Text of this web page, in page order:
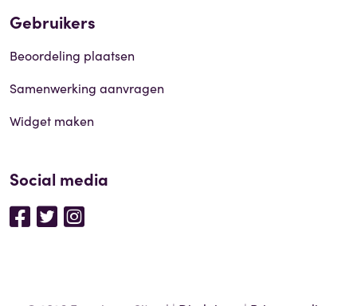
Gebruikers
Beoordeling plaatsen
Samenwerking aanvragen
Widget maken
Social media